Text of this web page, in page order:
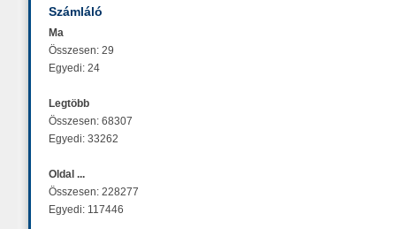
Számláló
Ma
Összesen: 29
Egyedi: 24
Legtöbb
Összesen: 68307
Egyedi: 33262
Oldal ...
Összesen: 228277
Egyedi: 117446